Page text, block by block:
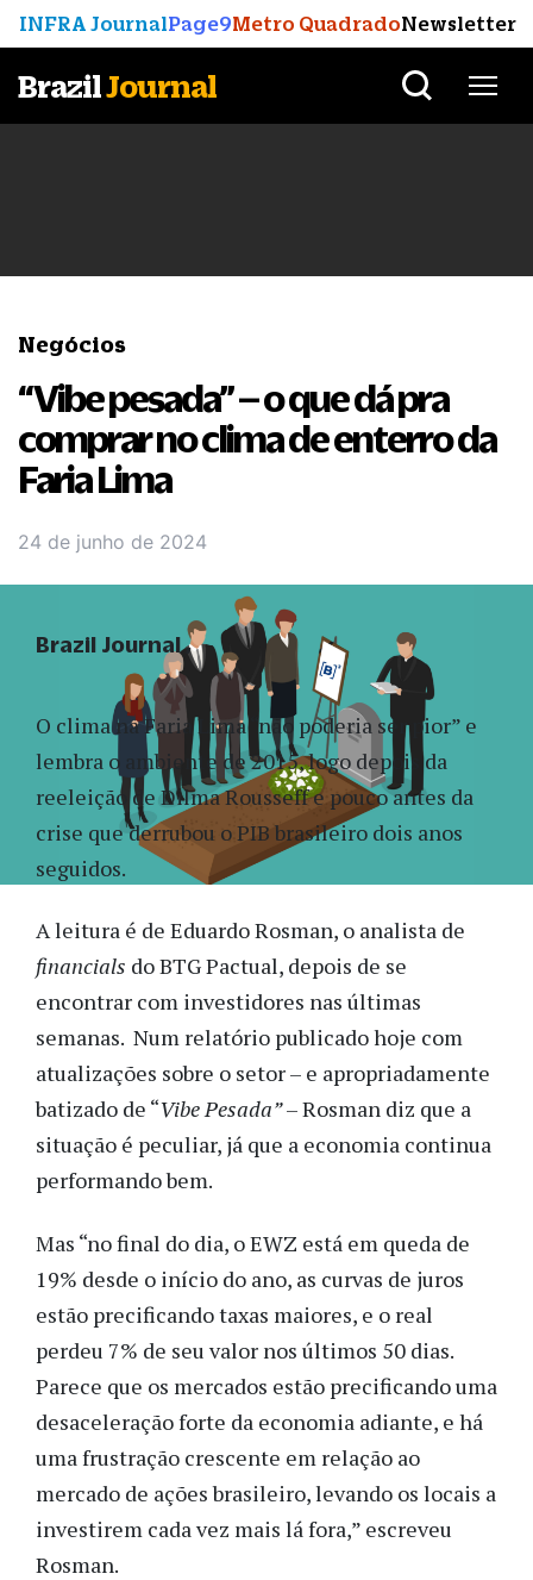
INFRA JournalPage9Metro QuadradoNewsletter
BrazilJournal
Negócios
“Vibe pesada” – o que dá pra
comprar no clima de enterro da
Faria Lima
24 de junho de 2024
O clima na Faria Lima “não poderia ser pior” e
lembra o ambiente de 2015, logo depois da
reeleição de Dilma Rousseff e pouco antes da
crise que derrubou o PIB brasileiro dois anos
seguidos.
A leitura é de Eduardo Rosman, o analista de
financials do BTG Pactual, depois de se
encontrar com investidores nas últimas
semanas. Num relatório publicado hoje com
atualizações sobre o setor – e apropriadamente
batizado de “Vibe Pesada”– Rosman diz que a
situação é peculiar, já que a economia continua
performando bem.
Mas “no final do dia, o EWZ está em queda de
19% desde o início do ano, as curvas de juros
estão precificando taxas maiores, e o real
perdeu 7% de seu valor nos últimos 50 dias.
Parece que os mercados estão precificando uma
desaceleração forte da economia adiante, e há
uma frustração crescente em relação ao
mercado de ações brasileiro, levando os locais a
investirem cada vez mais lá fora,” escreveu
Rosman.
Brazil Journal